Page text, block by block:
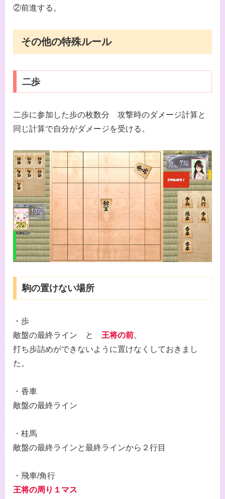
②前進する。
その他の特殊ルール
二歩
二歩に参加した歩の枚数分 攻撃時のダメージ計算と
同じ計算で自分がダメージを受ける。
駒の置けない場所
・歩
敵盤の最終ライン と 王将の前。
打ち歩詰めができないように置けなくしておきまし
た。
・香車
敵盤の最終ライン
・桂馬
敵盤の最終ラインと最終ラインから２行目
・飛車/角行
王将の周り１マス